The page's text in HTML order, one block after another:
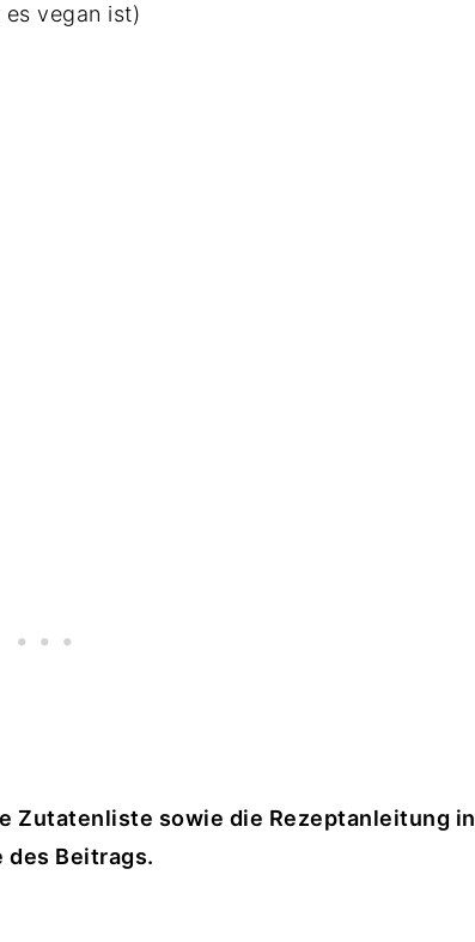
vegan ist)
Zutatenliste sowie die Rezeptanleitung in
des Beitrags.